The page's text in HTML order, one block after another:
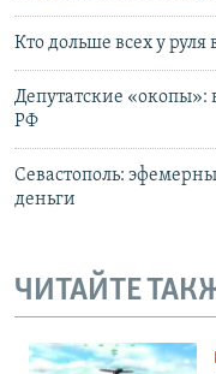
Кто дольше всех у
Депутатские «окопы»:
РФ
Севастополь:
деньги
ЧИТАЙТЕ